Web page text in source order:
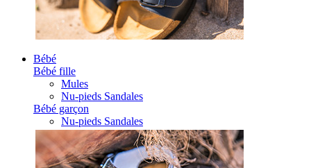
Bébé
Bébé fille
Mules
Nu-pieds Sandales
Bébé garçon
Nu-pieds Sandales